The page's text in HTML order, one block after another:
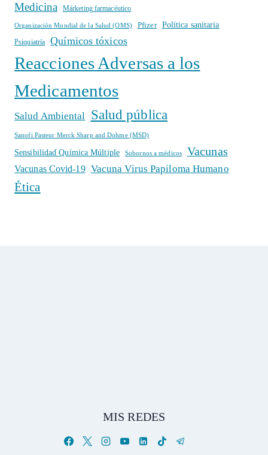
Medicina Márketing farmacéutico
Organización Mundial de la Salud (OMS) Pfizer Política sanitaria
Psiquiatría Químicos tóxicos
Reacciones Adversas a los
Medicamentos
Salud Ambiental Salud pública
Sanofi Pasteur Merck Sharp and Dohme (MSD)
Sensibilidad Química Múltiple Sobornos a médicos Vacunas
Vacunas Covid-19 Vacuna Virus Papiloma Humano
Ética
MIS REDES